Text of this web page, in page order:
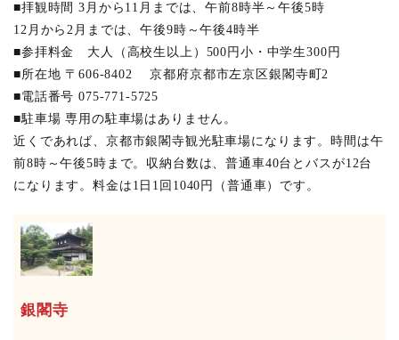
■拝観時間 3月から11月までは、午前8時半～午後5時
12月から2月までは、午後9時～午後4時半
■参拝料金 大人（高校生以上）500円小・中学生300円
■所在地 〒606-8402 京都府京都市左京区銀閣寺町2
■電話番号 075-771-5725
■駐車場 専用の駐車場はありません。
近くであれば、京都市銀閣寺観光駐車場になります。時間は午
前8時～午後5時まで。収納台数は、普通車40台とバスが12台
になります。料金は1日1回1040円（普通車）です。
銀閣寺